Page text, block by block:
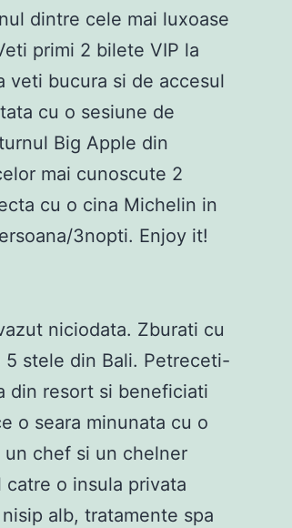
dintre cele mai luxoase
primi 2 bilete VIP la
veti bucura si de accesul
cu o sesiune de
Big Apple din
mai cunoscute 2
cu o cina Michelin in
3nopti. Enjoy it!
niciodata. Zburati cu
stele din Bali. Petreceti-
din resort si beneficiati
o seara minunata cu o
un chef si un chelner
o insula privata
alb, tratamente spa